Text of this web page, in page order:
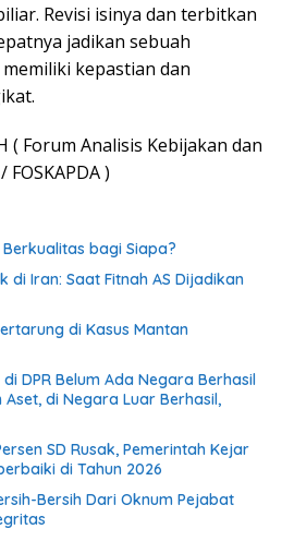
Revisi isinya dan terbitkan
jadikan sebuah
kepastian dan
( Forum Analisis Kebijakan dan
)
bagi Siapa?
di Iran: Saat Fitnah AS Dijadikan
di Kasus Mantan
DPR Belum Ada Negara Berhasil
di Negara Luar Berhasil,
SD Rusak, Pemerintah Kejar
di Tahun 2026
Bersih Dari Oknum Pejabat